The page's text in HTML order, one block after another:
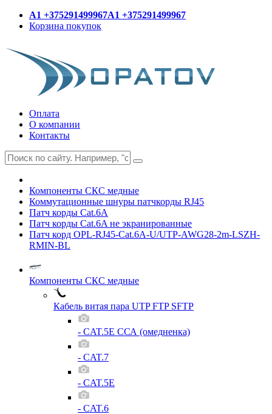
A1 +375291499967A1 +375291499967
Корзина покупок
Оплата
О компании
Контакты
Компоненты СКС медные
Коммутационные шнуры патчкорды RJ45
Патч корды Cat.6A
Патч корды Cat.6A не экранированные
Патч корд OPL-RJ45-Cat.6A-U/UTP-AWG28-2m-LSZH-
RMIN-BL
Компоненты СКС медные
Кабель витая пара UTP FTP SFTP
- CAT.5E ССА (омедненка)
- CAT.7
- CAT.5E
- CAT.6